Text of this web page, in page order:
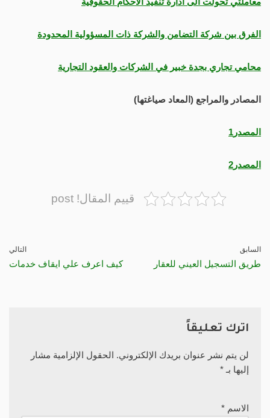
الفرق بين شركة التضامن والشركة ذات المسؤولية المحدودة
محامي تجاري بجدة خبير في الشركات والعقود التجارية
المصادر والمراجع (المعاد صياغتها)
المصدر1
المصدر2
قييم المقال! post
السابق
طريق التسجيل العيني للعقار
التالي
كيف اعرف علي ايقاف خدمات
اترك تعليقاً
لن يتم نشر عنوان بريدك الإلكتروني. الحقول الإلزامية مشار
إليها بـ *
الاسم *